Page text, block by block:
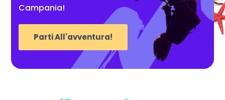
Campania!
Parti All'avventura!